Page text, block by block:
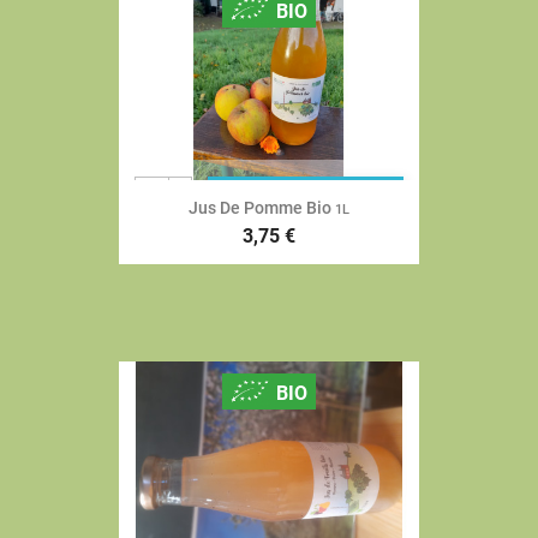
Jus De Pomme Bio 1L
3,75 €
BIO
BIO